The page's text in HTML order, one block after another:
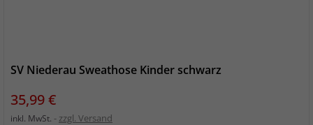
SV Niederau Sweathose Kinder schwarz
Preis
35,99 €
inkl. MwSt. zzgl. Versand